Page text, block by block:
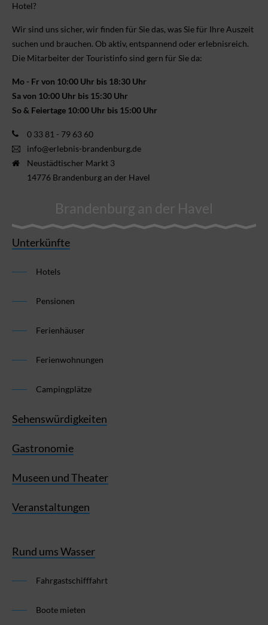
Hotel?
Wir sind uns sicher, wir finden für Sie das, was Sie für Ihre Aus­zeit
suchen und brauchen. Ob aktiv, ent­spannend oder erlebnis­reich.
Die Mitarbeiter der Touristinfo sind gern für Sie da:
Mo - Fr von 10:00 Uhr bis 18:30 Uhr
Sa von 10:00 Uhr bis 15:30 Uhr
So & Feiertage 10:00 Uhr bis 15:00 Uhr
0 33 81 - 79 63 60
info@erlebnis-brandenburg.de
Neustädtischer Markt 3
14776 Brandenburg an der Havel
Brandenburg an der Havel
Unterkünfte
Hotels
Pensionen
Ferienhäuser
Ferienwohnungen
Campingplätze
Sehenswürdigkeiten
Gastronomie
Museen und Theater
Veranstaltungen
Rund ums Wasser
Fahrgastschifffahrt
Boote mieten